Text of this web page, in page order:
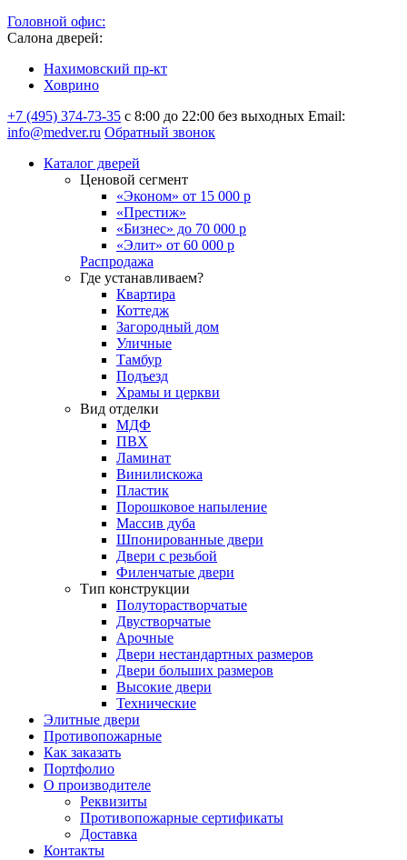
Головной офис:
Салона дверей:
Нахимовский пр-кт
Ховрино
+7 (495) 374-73-35 с 8:00 до 22:00 без выходных Email:
info@medver.ru Обратный звонок
Каталог дверей
Ценовой сегмент
«Эконом» от 15 000 р
«Престиж»
«Бизнес» до 70 000 р
«Элит» от 60 000 р
Распродажа
Где устанавливаем?
Квартира
Коттедж
Загородный дом
Уличные
Тамбур
Подъезд
Храмы и церкви
Вид отделки
МДФ
ПВХ
Ламинат
Винилискожа
Пластик
Порошковое напыление
Массив дуба
Шпонированные двери
Двери с резьбой
Филенчатые двери
Тип конструкции
Полуторастворчатые
Двустворчатые
Арочные
Двери нестандартных размеров
Двери больших размеров
Высокие двери
Технические
Элитные двери
Противопожарные
Как заказать
Портфолио
О производителе
Реквизиты
Противопожарные сертификаты
Доставка
Контакты